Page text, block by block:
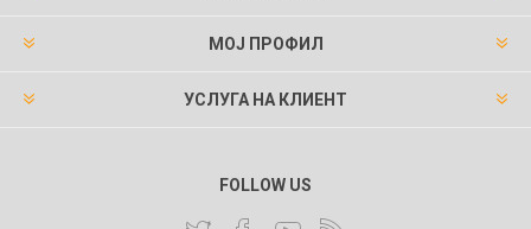
МОЈ ПРОФИЛ
УСЛУГА НА КЛИЕНТ
FOLLOW US